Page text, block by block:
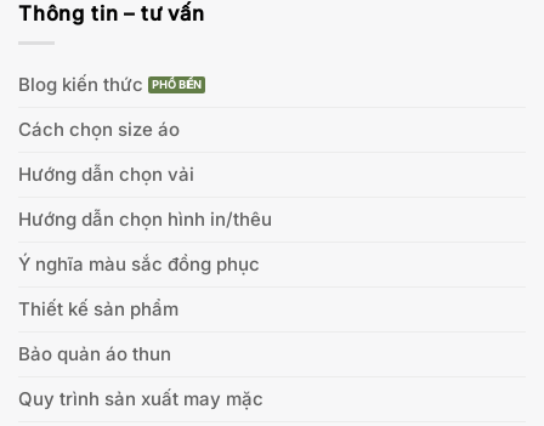
Thông tin – tư vấn
Blog kiến thức
Cách chọn size áo
Hướng dẫn chọn vải
Hướng dẫn chọn hình in/thêu
Ý nghĩa màu sắc đồng phục
Thiết kế sản phẩm
Bảo quản áo thun
Quy trình sản xuất may mặc